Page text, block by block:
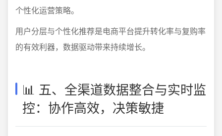
个性化运营策略。
用户分层与个性化推荐是电商平台提升转化率与复购率
的有效利器，数据驱动带来持续增长。
📊 五、全渠道数据整合与实时监
控：协作高效，决策敏捷